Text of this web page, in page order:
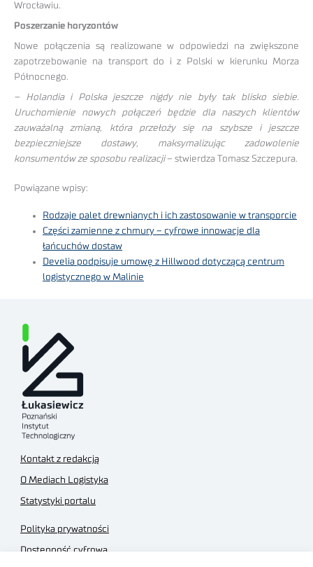
Wrocławiu.
Poszerzanie horyzontów
Nowe połączenia są realizowane w odpowiedzi na zwiększone
zapotrzebowanie na transport do i z Polski w kierunku Morza
Północnego.
– Holandia i Polska jeszcze nigdy nie były tak blisko siebie.
Uruchomienie nowych połączeń będzie dla naszych klientów
zauważalną zmianą, która przełoży się na szybsze i jeszcze
bezpieczniejsze dostawy, maksymalizując zadowolenie
konsumentów ze sposobu realizacji– stwierdza Tomasz Szczepura.
Powiązane wpisy:
Rodzaje palet drewnianych i ich zastosowanie w transporcie
Części zamienne z chmury – cyfrowe innowacje dla
łańcuchów dostaw
Develia podpisuje umowę z Hillwood dotyczącą centrum
logistycznego w Malinie
Kontakt z redakcją
O Mediach Logistyka
Statystyki portalu
Polityka prywatności
Dostępność cyfrowa